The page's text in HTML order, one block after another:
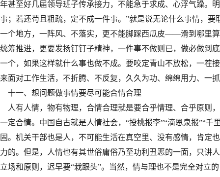
年甚至好几届领导班子传承接力，不能急于求成、心浮气躁。
事；若还苟且粗疏，定不成一件事。”就是说无论什么事情，
一个地方，一阵风、不落实，更不能脚踩西瓜皮——滑到哪里
统筹推进，更要发扬钉钉子精神，一件事不做则已，做必做到
一个，如果这样就什么事也做不成。要咬定青山不放松，一茬
来面对工作生活，不折腾、不反复，久久为功、绵绵用力、一
十一、想问题做事情要尽可能合情合理
人有人情，物有物理，合情合理就是要合乎情理、合乎原则
一定合情。中国自古就是人情社会，“投桃报李”“滴恩泉报”“
固。机关干部也是人，不可能生活在真空里、没有感情，肯定
力的。但是，人情也有其世俗庸俗乃至功利丑恶的一面，只讲
立场和原则，迟早要“栽跟头”。当然，情与理也不是完全对立